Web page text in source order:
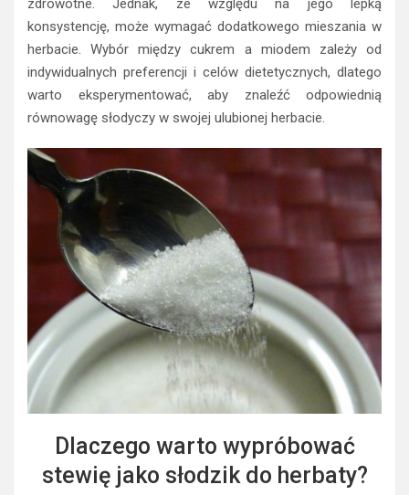
konsystencję, może wymagać dodatkowego mieszania w
herbacie. Wybór między cukrem a miodem zależy od
indywidualnych preferencji i celów dietetycznych, dlatego
warto eksperymentować, aby znaleźć odpowiednią
równowagę słodyczy w swojej ulubionej herbacie.
Dlaczego warto wypróbować
stewię jako słodzik do herbaty?